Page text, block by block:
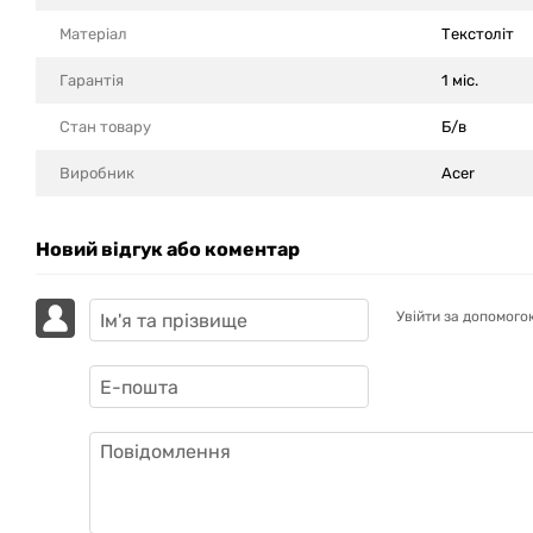
Матеріал Текстоліт
Гарантія 1 міс.
Стан товару Б/в
Виробник Acer
Новий відгук або коментар
Увійти за
GAZIK